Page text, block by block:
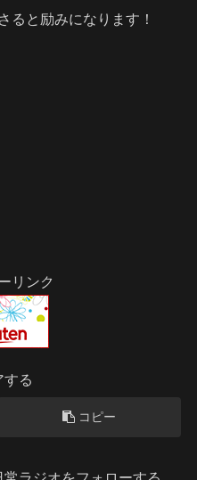
ると励みになります！
リンク
する
コピー